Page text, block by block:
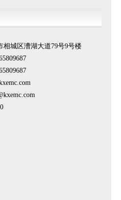
相城区漕湖大道79号9号楼